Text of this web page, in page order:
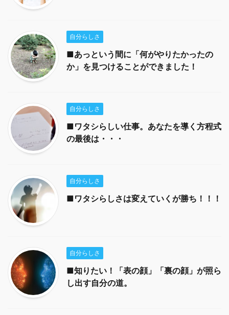
自分らしさ
■あっという間に「何がやりたかったの
か」を見つけることができました！
自分らしさ
■ワタシらしい仕事。あなたを導く方程式
の最後は・・・
自分らしさ
■ワタシらしさは変えていくが勝ち！！！
自分らしさ
■知りたい！「表の顔」「裏の顔」が照ら
し出す自分の道。